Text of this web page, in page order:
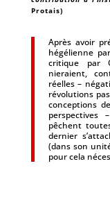
Protais)
Après avoir
hégélienne
critique par
nieraient,
réelles –
révolutions
conceptions
perspectives
pêchent
dernier
(dans son
pour cela